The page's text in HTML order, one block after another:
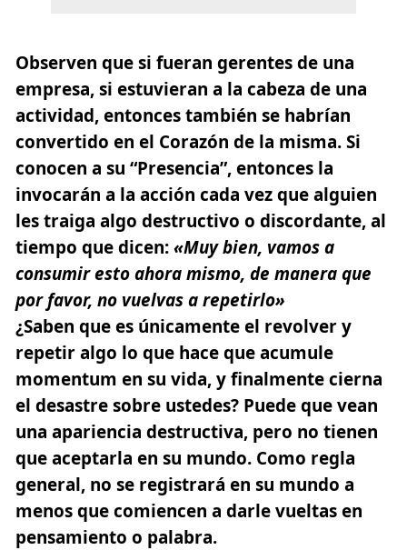
Observen que si fueran gerentes de una
empresa, si estuvieran a la cabeza de una
actividad, entonces también se habrían
convertido en el Corazón de la misma. Si
conocen a su “Presencia”, entonces la
invocarán a la acción cada vez que alguien
les traiga algo destructivo o discordante, al
tiempo que dicen:«Muybien, vamosa
consumir esto ahora mismo, de manera que
por favor, no vuelvas a repetirlo»
¿Saben que es únicamente el revolver y
repetir algo lo que hace que acumule
momentum en su vida, y finalmente cierna
el desastre sobre ustedes? Puede que vean
una apariencia destructiva, pero no tienen
que aceptarla en su mundo. Como regla
general, no se registrará en su mundo a
menos que comiencen a darle vueltas en
pensamiento o palabra.